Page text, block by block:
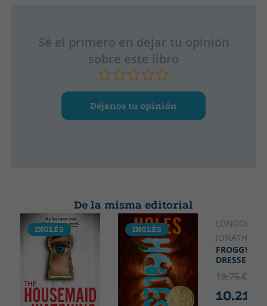
Sé el primero en dejar tu opinión
sobre este libro
Déjanos tu opinión
De la misma editorial
INGLÉS INGLÉS INGLÉS
LONDON,
JONATHAN
FROGGY
DRESSED
10.75 €
10.21 €